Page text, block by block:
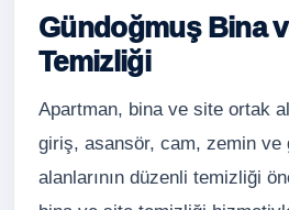
Gündoğmuş Bina
Temizliği
Apartman, bina ve site ortak
giriş, asansör, cam, zemin ve
alanlarının düzenli temizliği